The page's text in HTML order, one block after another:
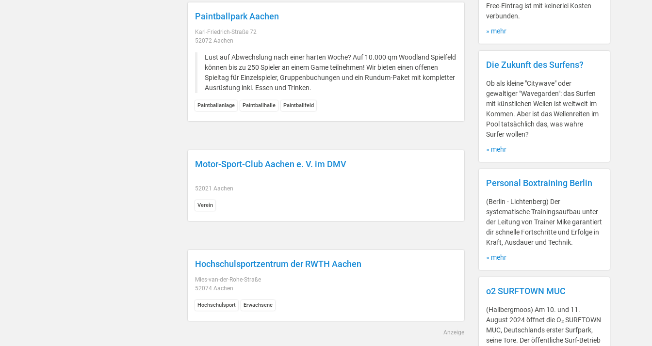
Paintballpark Aachen
Karl-Friedrich-Straße 72
52072 Aachen
Lust auf Abwechslung nach einer harten Woche? Auf 10.000 qm Woodland Spielfeld
können bis zu 250 Spieler an einem Game teilnehmen! Wir bieten einen offenen
Spieltag für Einzelspieler, Gruppenbuchungen und ein Rundum-Paket mit kompletter
Ausrüstung inkl. Essen und Trinken.
Paintballanlage Paintballhalle Paintballfeld
Motor-Sport-Club Aachen e. V. im DMV
52021 Aachen
Verein
Hochschulsportzentrum der RWTH Aachen
Mies-van-der-Rohe-Straße
52074 Aachen
Hochschulsport Erwachsene
Anzeige
Free-Eintrag ist mit keinerlei Kosten
verbunden.
» mehr
Die Zukunft des Surfens?
Ob als kleine "Citywave" oder
gewaltiger "Wavegarden": das Surfen
mit künstlichen Wellen ist weltweit im
Kommen. Aber ist das Wellenreiten im
Pool tatsächlich das, was wahre
Surfer wollen?
» mehr
Personal Boxtraining Berlin
(Berlin - Lichtenberg) Der
systematische Trainingsaufbau unter
der Leitung von Trainer Mike garantiert
dir schnelle Fortschritte und Erfolge in
Kraft, Ausdauer und Technik.
» mehr
o2 SURFTOWN MUC
(Hallbergmoos) Am 10. und 11.
August 2024 öffnet die O₂ SURFTOWN
MUC, Deutschlands erster Surfpark,
seine Tore. Der öffentliche Surf-Betrieb